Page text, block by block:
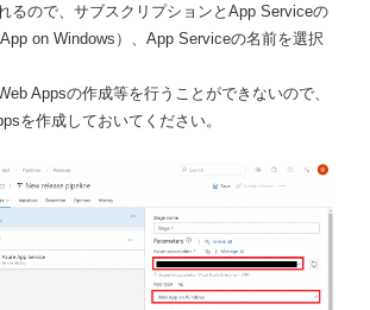
るので、サブスクリプションとApp Serviceの
on Windows）、App Serviceの名前を選択
Appsの作成等を行うことができないので、
を作成しておいてください。